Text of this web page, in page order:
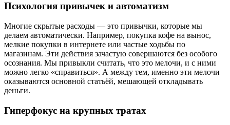
Психология привычек и автоматизм
Многие скрытые расходы — это привычки, которые мы
делаем автоматически. Например, покупка кофе на вынос,
мелкие покупки в интернете или частые ходьбы по
магазинам. Эти действия зачастую совершаются без особого
осознания. Мы привыкли считать, что это мелочи, и с ними
можно легко «справиться». А между тем, именно эти мелочи
оказываются основной статьёй, мешающей откладывать
деньги.
Гиперфокус на крупных тратах